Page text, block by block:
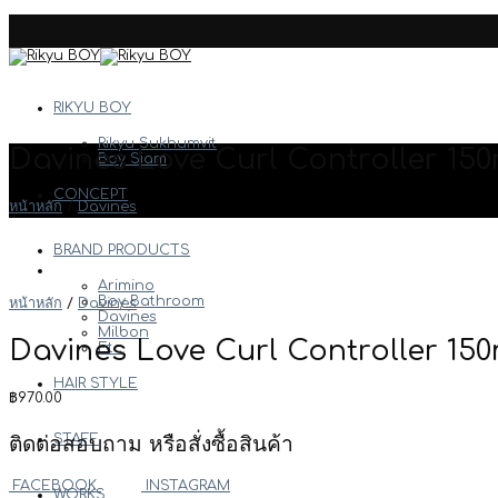
content
RIKYU BOY
Rikyu Sukhumvit
Boy Siam
CONCEPT
BRAND PRODUCTS
Arimino
Boy Bathroom
Davines
Milbon
Etc.
HAIR STYLE
STAFF
WORKS
Davines Love Curl Controller
หน้าหลัก Davines
หน้าหลัก / Davines
Davines Love Curl Controller
฿970.00
ติดต่อสอบถาม หรือสั่งซื้อสินค้า
FACEBOOK INSTAGRAM